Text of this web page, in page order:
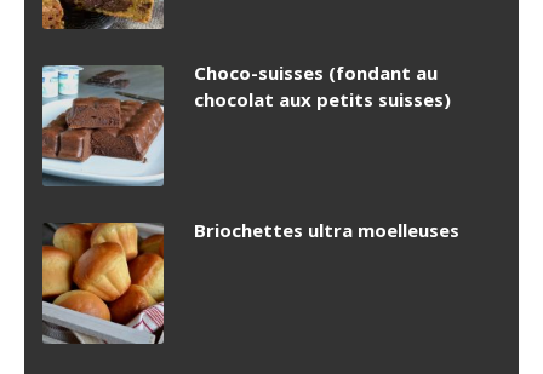
Choco-suisses (fondant au
chocolat aux petits suisses)
Briochettes ultra moelleuses